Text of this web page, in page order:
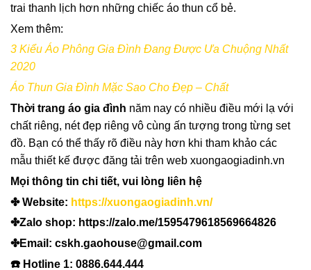
trai thanh lịch hơn những chiếc áo thun cổ bẻ.
Xem thêm:
3 Kiểu Áo Phông Gia Đình Đang Được Ưa Chuộng Nhất
2020
Áo Thun Gia Đình Mặc Sao Cho Đẹp – Chất
Thời trang áo gia đình năm nay có nhiều điều mới lạ với
chất riêng, nét đẹp riêng vô cùng ấn tượng trong từng set
đồ. Bạn có thể thấy rõ điều này hơn khi tham khảo các
mẫu thiết kế được đăng tải trên web xuongaogiadinh.vn
Mọi thông tin chi tiết, vui lòng liên hệ
✤ Website: https://xuongaogiadinh.vn/
✤Zalo shop: https://zalo.me/1595479618569664826
✤Email: cskh.gaohouse@gmail.com
☎️ Hotline 1: 0886.644.444